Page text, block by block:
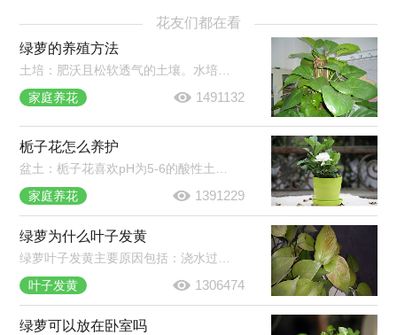
花友们都在看
绿萝的养殖方法
家庭养花
1491132
栀子花怎么养护
家庭养花
1391229
绿萝为什么叶子发黄
叶子发黄
1306474
绿萝可以放在卧室吗